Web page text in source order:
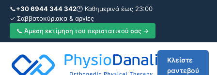
📞+30 6944 344 342🕐 Καθημερινά έως 23:00
✓ Σαββατοκύριακα & αργίες
📞 Άμεση εκτίμηση του περιστατικού σας →
Κλείστε
ραντεβού